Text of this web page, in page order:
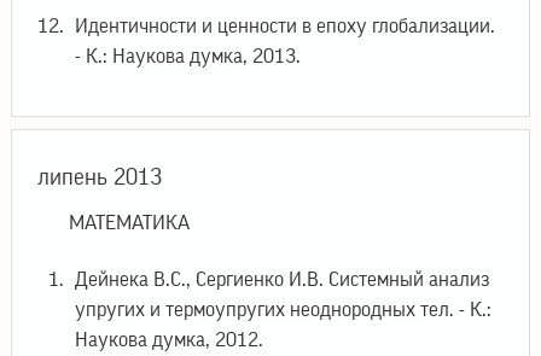
Идентичности и ценности в епоху глобализации.
- К.: Наукова думка, 2013.
липень 2013
МАТЕМАТИКА
Дейнека В.С., Сергиенко И.В. Системный анализ
упругих и термоупругих неоднородных тел. - К.:
Наукова думка, 2012.